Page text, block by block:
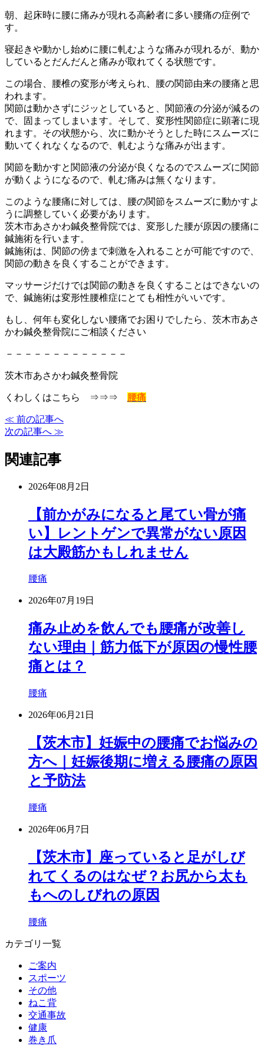
朝、起床時に腰に痛みが現れる高齢者に多い腰痛の症例で
す。
寝起きや動かし始めに腰に軋むような痛みが現れるが、動か
しているとだんだんと痛みが取れてくる状態です。
この場合、腰椎の変形が考えられ、腰の関節由来の腰痛と思
われます。
関節は動かさずにジッとしていると、関節液の分泌が減るの
で、固まってしまいます。そして、変形性関節症に顕著に現
れます。その状態から、次に動かそうとした時にスムーズに
動いてくれなくなるので、軋むような痛みが出ます。
関節を動かすと関節液の分泌が良くなるのでスムーズに関節
が動くようになるので、軋む痛みは無くなります。
このような腰痛に対しては、腰の関節をスムーズに動かすよ
うに調整していく必要があります。
茨木市あさかわ鍼灸整骨院では、変形した腰が原因の腰痛に
鍼施術を行います。
鍼施術は、関節の傍まで刺激を入れることが可能ですので、
関節の動きを良くすることができます。
マッサージだけでは関節の動きを良くすることはできないの
で、鍼施術は変形性腰椎症にとても相性がいいです。
もし、何年も変化しない腰痛でお困りでしたら、茨木市あさ
かわ鍼灸整骨院にご相談ください
－－－－－－－－－－－－－
茨木市あさかわ鍼灸整骨院
くわしくはこちら ⇒⇒⇒ 腰痛
≪ 前の記事へ
次の記事へ ≫
関連記事
2026年08月2日
【前かがみになると尾てい骨が痛
い】レントゲンで異常がない原因
は大殿筋かもしれません
腰痛
2026年07月19日
痛み止めを飲んでも腰痛が改善し
ない理由｜筋力低下が原因の慢性腰
痛とは？
腰痛
2026年06月21日
【茨木市】妊娠中の腰痛でお悩みの
方へ｜妊娠後期に増える腰痛の原因
と予防法
腰痛
2026年06月7日
【茨木市】座っていると足がしび
れてくるのはなぜ？お尻から太も
もへのしびれの原因
腰痛
カテゴリ一覧
ご案内
スポーツ
その他
ねこ背
交通事故
健康
巻き爪